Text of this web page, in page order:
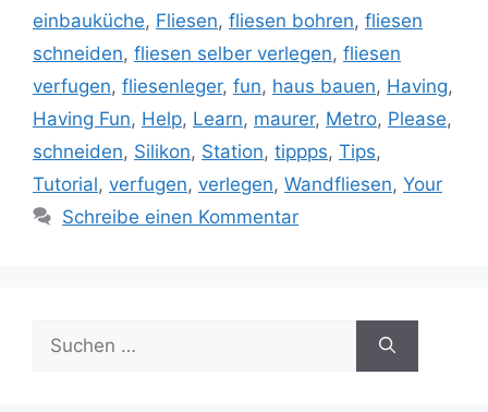
einbauküche, Fliesen, fliesen bohren, fliesen
schneiden, fliesen selber verlegen, fliesen
verfugen, fliesenleger, fun, haus bauen, Having,
Having Fun, Help, Learn, maurer, Metro, Please,
schneiden, Silikon, Station, tippps, Tips,
Tutorial, verfugen, verlegen, Wandfliesen, Your
Schreibe einen Kommentar
nach: